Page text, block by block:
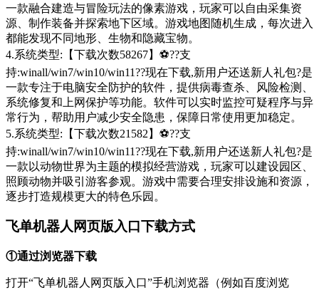
一款融合建造与冒险玩法的像素游戏，玩家可以自由采集资
源、制作装备并探索地下区域。游戏地图随机生成，每次进入
都能发现不同地形、生物和隐藏宝物。
4.系统类型:【下载次数58267】⚽??支
持:winall/win7/win10/win11??现在下载,新用户还送新人礼包?是
一款专注于电脑安全防护的软件，提供病毒查杀、风险检测、
系统修复和上网保护等功能。软件可以实时监控可疑程序与异
常行为，帮助用户减少安全隐患，保障日常使用更加稳定。
5.系统类型:【下载次数21582】⚽??支
持:winall/win7/win10/win11??现在下载,新用户还送新人礼包?是
一款以动物世界为主题的模拟经营游戏，玩家可以建设园区、
照顾动物并吸引游客参观。游戏中需要合理安排设施和资源，
逐步打造规模更大的特色乐园。
飞单机器人网页版入口下载方式
①通过浏览器下载
打开“飞单机器人网页版入口”手机浏览器（例如百度浏览